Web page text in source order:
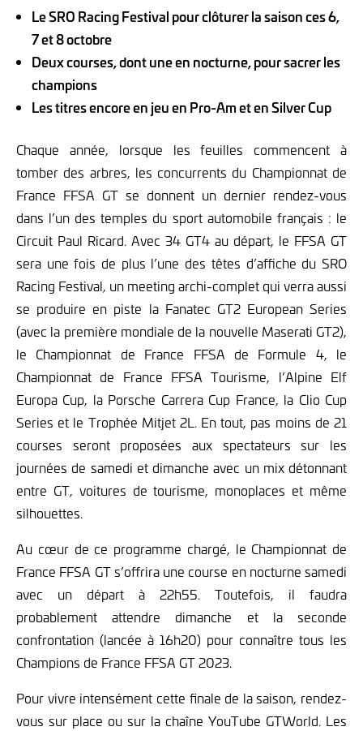
Le SRO Racing Festival pour clôturer la saison ces 6,
7 et 8 octobre
Deux courses, dont une en nocturne, pour sacrer les
champions
Les titres encore en jeu en Pro-Am et en Silver Cup
Chaque année, lorsque les feuilles commencent à
tomber des arbres, les concurrents du Championnat de
France FFSA GT se donnent un dernier rendez-vous
dans l’un des temples du sport automobile français : le
Circuit Paul Ricard. Avec 34 GT4 au départ, le FFSA GT
sera une fois de plus l’une des têtes d’affiche du SRO
Racing Festival, un meeting archi-complet qui verra aussi
se produire en piste la Fanatec GT2 European Series
(avec la première mondiale de la nouvelle Maserati GT2),
le Championnat de France FFSA de Formule 4, le
Championnat de France FFSA Tourisme, l’Alpine Elf
Europa Cup, la Porsche Carrera Cup France, la Clio Cup
Series et le Trophée Mitjet 2L. En tout, pas moins de 21
courses seront proposées aux spectateurs sur les
journées de samedi et dimanche avec un mix détonnant
entre GT, voitures de tourisme, monoplaces et même
silhouettes.
Au cœur de ce programme chargé, le Championnat de
France FFSA GT s’offrira une course en nocturne samedi
avec un départ à 22h55. Toutefois, il faudra
probablement attendre dimanche et la seconde
confrontation (lancée à 16h20) pour connaître tous les
Champions de France FFSA GT 2023.
Pour vivre intensément cette finale de la saison, rendez-
vous sur place ou sur la chaîne YouTube GTWorld. Les